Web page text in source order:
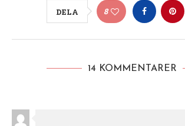
DELA 8
14 KOMMENTARER